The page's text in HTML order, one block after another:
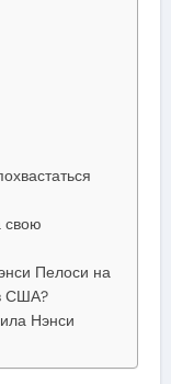
свою
Пелоси на
США?
Нэнси